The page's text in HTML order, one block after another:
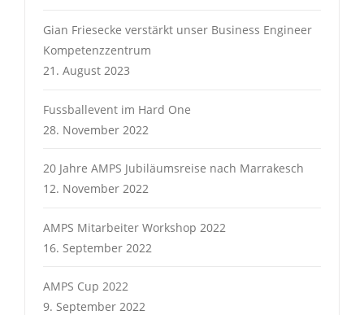
Gian Friesecke verstärkt unser Business Engineer
Kompetenzzentrum
21. August 2023
Fussballevent im Hard One
28. November 2022
20 Jahre AMPS Jubiläumsreise nach Marrakesch
12. November 2022
AMPS Mitarbeiter Workshop 2022
16. September 2022
AMPS Cup 2022
9. September 2022